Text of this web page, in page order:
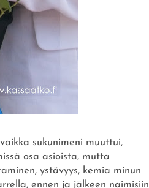
sukunimeni muuttui,
osa asioista, mutta
ystävyys, kemia minun
ennen ja jälkeen naimisiin